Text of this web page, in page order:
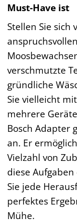
Must-Have ist
Stellen Sie sich
verschmutzte
gründliche
Sie vielleicht
mehrere
Bosch Adapter
an. Er
Vielzahl von
diese
Sie jede
perfektes
Mühe.